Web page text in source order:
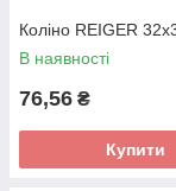
Коліно REIGER
В наявності
76,56 ₴
Купити